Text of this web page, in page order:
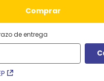
comprar
de entrega